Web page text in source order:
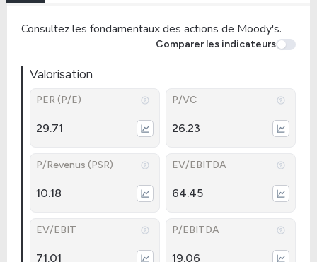
Consultez les fondamentaux des actions de Moody's.
Comparer les indicateurs
Valorisation
PER (P/E)
29.71
P/VC
26.23
P/Revenus (PSR)
10.18
EV/EBITDA
64.45
EV/EBIT
71.01
P/EBITDA
19.06